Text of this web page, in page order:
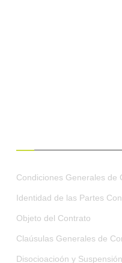
Condiciones Generales de
Identidad de las Partes
Objeto del Contrato
Claúsulas Generales de
Disocioacioón y